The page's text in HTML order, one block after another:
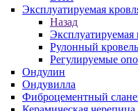
Эксплуатируемая
Назад
Эксплуатируемая
Рулонный
Регулируемые
Ондулин
Ондувилла
Фиброцементный